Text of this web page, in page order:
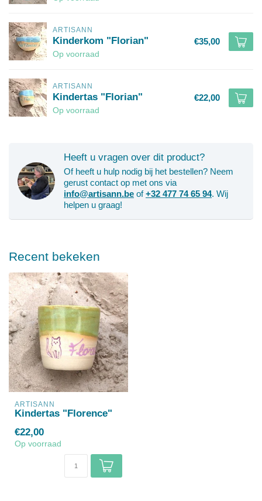
ARTISANN
Kinderkom "Florian"
Op voorraad
€35,00
ARTISANN
Kindertas "Florian"
Op voorraad
€22,00
Heeft u vragen over dit product?
Of heeft u hulp nodig bij het bestellen? Neem
gerust contact op met ons via
info@artisann.be of+32 477 74 65 94. Wij
helpen u graag!
Recent bekeken
ARTISANN
Kindertas "Florence"
€22,00
Op voorraad